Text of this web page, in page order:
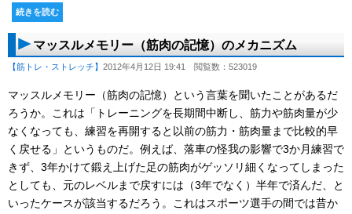
続きを読む
マッスルメモリー（筋肉の記憶）のメカニズム
【筋トレ・ストレッチ】 2012年4月12日 19:41 閲覧数：523019
マッスルメモリー（筋肉の記憶）という言葉を聞いたことがあるだ
ろうか。これは「トレーニングを長期間中断し、筋力や筋肉量が少
なくなっても、練習を再開すると以前の筋力・筋肉量まで比較的早
く戻せる」というものだ。例えば、落車の怪我の影響で3か月練習で
きず、3年かけて鍛え上げた足の筋肉がゲッソリ細くなってしまった
としても、元のレベルまで戻すには（3年でなく）半年で済んだ、と
いったケースが該当するだろう。これはスポーツ選手の間では昔か